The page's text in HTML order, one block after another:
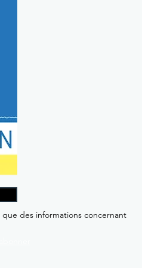
des informations concernant